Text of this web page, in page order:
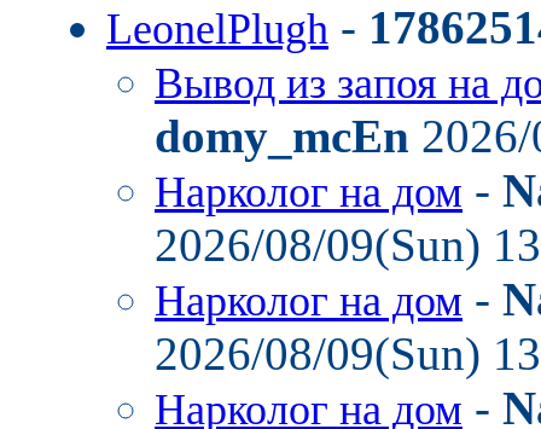
LeonelPlugh -
Вывод из запоя на
domy_mcEn
Нарколог на дом -
2026/08/09(Sun)
Нарколог на дом -
2026/08/09(Sun)
Нарколог на дом -